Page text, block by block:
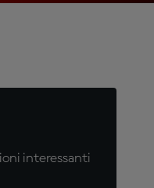
interessanti